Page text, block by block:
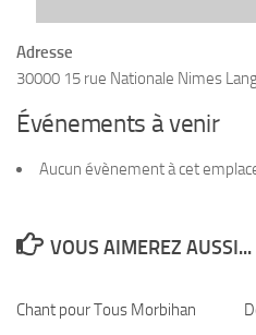
Adresse
30000 15 rue Nationale Nimes
Événements à venir
Aucun évènement à cet
VOUS AIMEREZ AUSSI...
Chant pour Tous Morbihan